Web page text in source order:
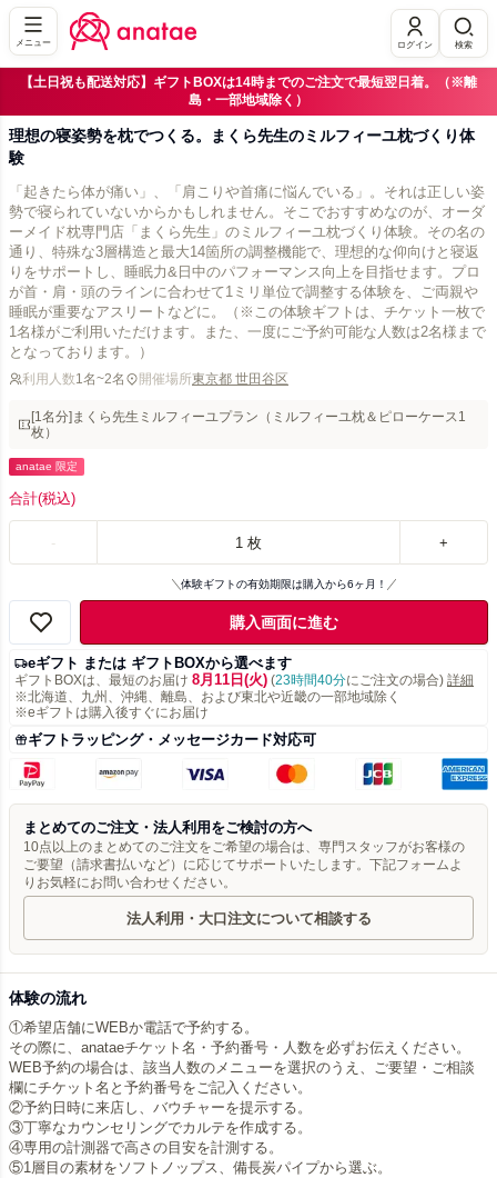
メニュー ログイン 検索
【土日祝も配送対応】ギフトBOXは14時までのご注文で最短翌日着。（※離
島・一部地域除く）
理想の寝姿勢を枕でつくる。まくら先生のミルフィーユ枕づくり体
験
「起きたら体が痛い」、「肩こりや首痛に悩んでいる」。それは正しい姿
勢で寝られていないからかもしれません。そこでおすすめなのが、オーダ
ーメイド枕専門店「まくら先生」のミルフィーユ枕づくり体験。その名の
通り、特殊な3層構造と最大14箇所の調整機能で、理想的な仰向けと寝返
りをサポートし、睡眠力&日中のパフォーマンス向上を目指せます。プロ
が首・肩・頭のラインに合わせて1ミリ単位で調整する体験を、ご両親や
睡眠が重要なアスリートなどに。（※この体験ギフトは、チケット一枚で
1名様がご利用いただけます。また、一度にご予約可能な人数は2名様まで
となっております。）
利用人数1名~2名 開催場所東京都 世田谷区
[1名分]まくら先生ミルフィーユプラン（ミルフィーユ枕＆ピローケース1
枚）
anatae 限定
合計(税込)
- 1 枚 +
体験ギフトの有効期限は購入から6ヶ月！
購入画面に進む
eギフト または ギフトBOXから選べます
ギフトBOXは、最短のお届け 8月11日(火) (23時間40分にご注文の場合) 詳細
※北海道、九州、沖縄、離島、および東北や近畿の一部地域除く
※eギフトは購入後すぐにお届け
ギフトラッピング・メッセージカード対応可
まとめてのご注文・法人利用をご検討の方へ
10点以上のまとめてのご注文をご希望の場合は、専門スタッフがお客様の
ご要望（請求書払いなど）に応じてサポートいたします。下記フォームよ
りお気軽にお問い合わせください。
法人利用・大口注文について相談する
体験の流れ
①希望店舗にWEBか電話で予約する。
その際に、anataeチケット名・予約番号・人数を必ずお伝えください。
WEB予約の場合は、該当人数のメニューを選択のうえ、ご要望・ご相談
欄にチケット名と予約番号をご記入ください。
②予約日時に来店し、バウチャーを提示する。
③丁寧なカウンセリングでカルテを作成する。
④専用の計測器で高さの目安を計測する。
⑤1層目の素材をソフトノップス、備長炭パイプから選ぶ。